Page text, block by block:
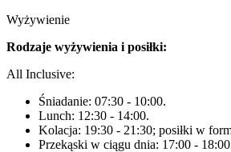
Wyżywienie
Rodzaje wyżywienia i posiłki:
All Inclusive:
Śniadanie: 07:30 - 10:00.
Lunch: 12:30 - 14:00.
Kolacja: 19:30 - 21:30; posiłki w
Przekąski w ciągu dnia: 17:00 -